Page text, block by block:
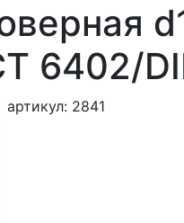
6402/
артикул: 2841